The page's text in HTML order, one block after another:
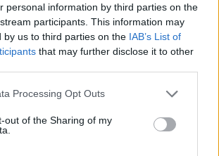
personal information by third parties on the
participants. This information may
by us to third parties on the IAB’s List of
that may further disclose it to other
website/app uses one or more Google
visit or usage behaviour. You may click to
to Google and its third-party tags to
below specified purposes in below Google
Processing Opt Outs
out of the Sharing of my
μεταξύ άλλων στο θέμα του
και την ανάκληση που ζήτησε ο
Ολυμπιακός: Το φατούρο σε
Φαλ και το κασκόλ από
Ναύπακτο του Ουόκαπ
(παρακάμερα)